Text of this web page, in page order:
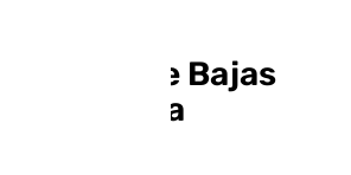
la Zona de Bajas
Granada